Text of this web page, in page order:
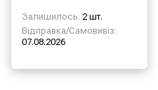
Залишилось: 2 шт.
Відправка/Самовивіз:
07.08.2026